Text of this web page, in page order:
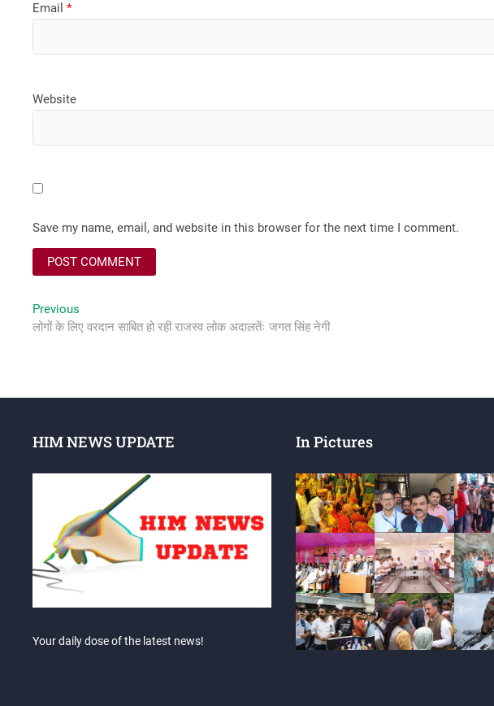
Email*
Website
Save my name, email, and website in this browser for the next time I comment.
Post
navigation
Previous
post:
लोगों के लिए वरदान साबित हो रही राजस्व लोक अदालतेंः जगत सिंह नेगी
HIM NEWS UPDATE
Your daily dose of the latest news!
In Pictures